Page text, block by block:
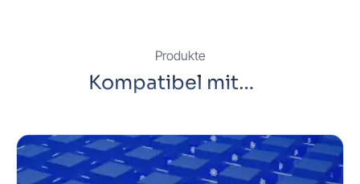
Produkte
Kompatibel mit…